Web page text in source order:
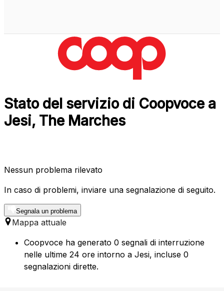
Stato del servizio di Coopvoce a
Jesi, The Marches
Nessun problema rilevato
In caso di problemi, inviare una segnalazione di seguito.
Segnala un problema
Mappa attuale
Coopvoce ha generato 0 segnali di interruzione
nelle ultime 24 ore intorno a Jesi, incluse 0
segnalazioni dirette.